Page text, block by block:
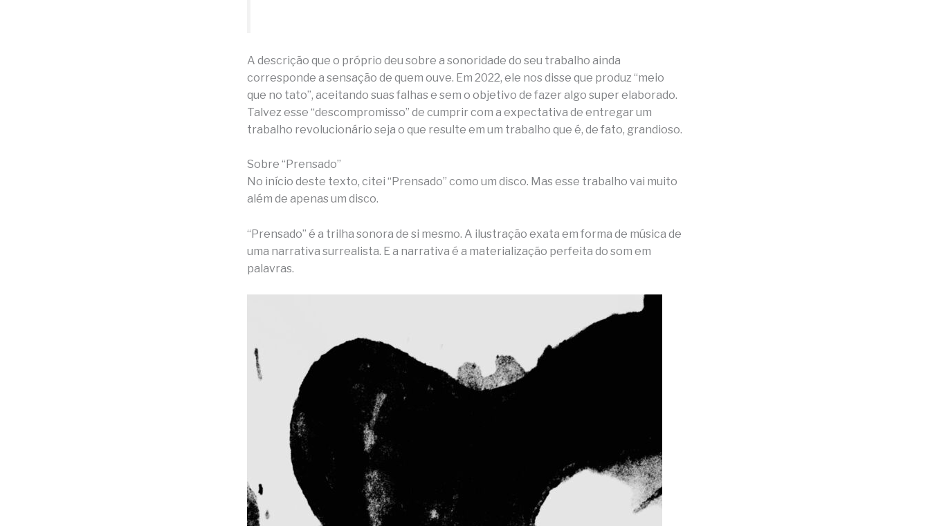
A descrição que o próprio deu sobre a sonoridade do seu trabalho ainda
corresponde a sensação de quem ouve. Em 2022, ele nos disse que produz “meio
que no tato”, aceitando suas falhas e sem o objetivo de fazer algo super elaborado.
Talvez esse “descompromisso” de cumprir com a expectativa de entregar um
trabalho revolucionário seja o que resulte em um trabalho que é, de fato, grandioso.
Sobre “Prensado”
No início deste texto, citei “Prensado” como um disco. Mas esse trabalho vai muito
além de apenas um disco.
“Prensado” é a trilha sonora de si mesmo. A ilustração exata em forma de música de
uma narrativa surrealista. E a narrativa é a materialização perfeita do som em
palavras.